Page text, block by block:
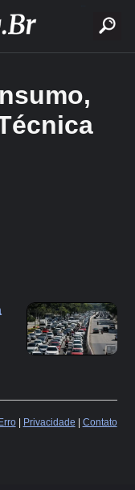
| Privacidade | Contato